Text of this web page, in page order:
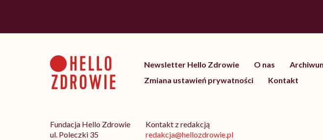
Newsletter Hello Zdrowie O nas
Zmiana ustawień prywatności
Kontakt
Fundacja Hello Zdrowie
ul. Poleczki 35
Kontakt z redakcją
redakcja@hellozdrowie.pl